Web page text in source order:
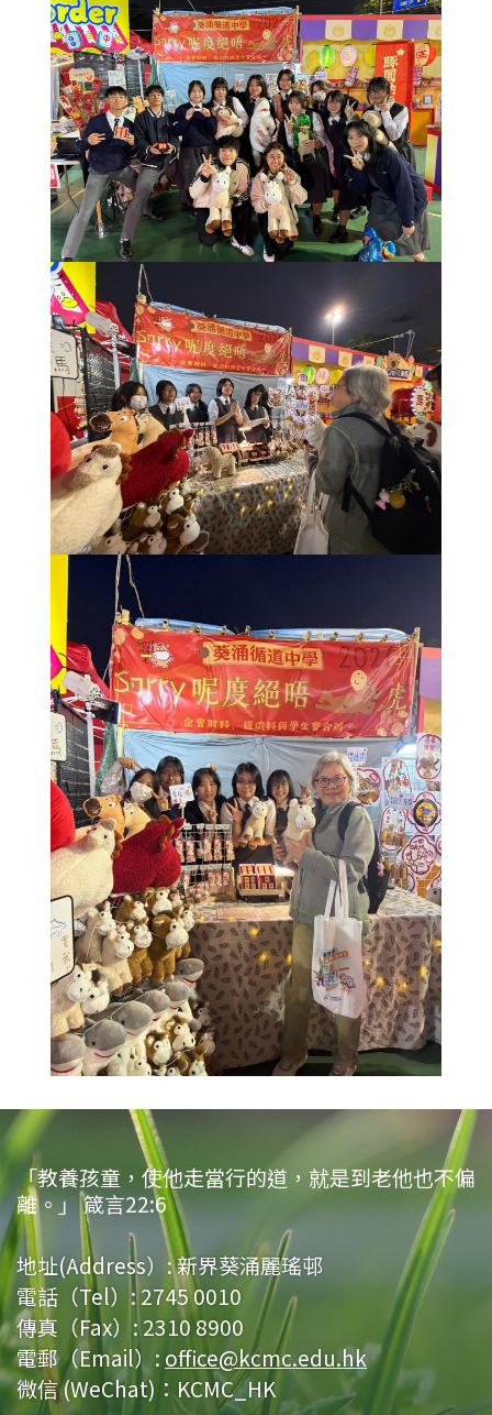
「教養孩童，使他走當行的道，就是到老他也不偏
離。」 箴言22:6
地址(Address）:新界葵涌麗瑤邨
電話（Tel）:2745 0010
傳真（Fax）:2310 8900
電郵（Email）: office@kcmc.edu.hk
微信 (WeChat)：KCMC_HK